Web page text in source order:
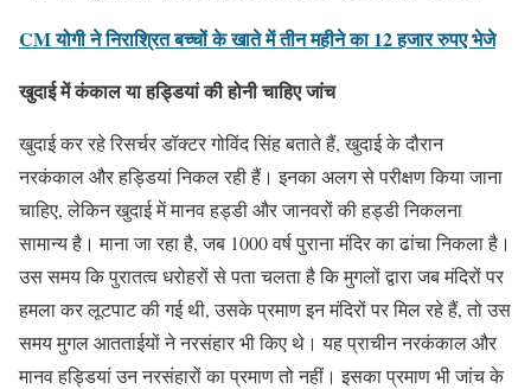
CM योगी ने निराश्रित बच्चों के खाते में तीन महीने का 12 हजार रुपए भेजे
खुदाई मेंकंकाल या हड्डियांकी होनी चाहिए जांच
खुदाई कर रहे रिसर्चर डॉक्टर गोविंद सिंह बताते हैं, खुदाई के दौरान
नरकंकाल और हड्डियां निकल रही हैं। इनका अलग से परीक्षण किया जाना
चाहिए, लेकिन खुदाई में मानव हड्डी और जानवरों की हड्डी निकलना
सामान्य है। माना जा रहा है, जब 1000 वर्ष पुराना मंदिर का ढांचा निकला है।
उस समय कि पुरातत्व धरोहरों से पता चलता है कि मुगलों द्वारा जब मंदिरों पर
हमला कर लूटपाट की गई थी, उसके प्रमाण इन मंदिरों पर मिल रहे हैं, तो उस
समय मुगल आतताईयों ने नरसंहार भी किए थे। यह प्राचीन नरकंकाल और
मानव हड्डियां उन नरसंहारों का प्रमाण तो नहीं। इसका प्रमाण भी जांच के